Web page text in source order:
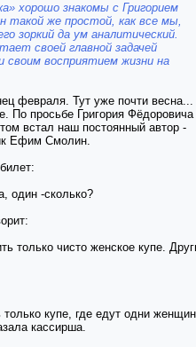
хорошо знакомы с Григорием
такой же простой, как все мы,
зоркий да ум аналитический.
своей главной задачей
своим восприятием жизни на
февраля. Тут уже почти весна...
По просьбе Григория Фёдоровича
встал наш постоянный автор -
Ефим Смолин.
один -сколько?
только чисто женское купе.
только купе, где едут одни
кассирша.